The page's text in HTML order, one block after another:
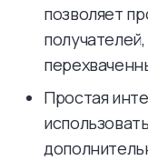
позволяет
Простая